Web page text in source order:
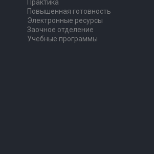
Практика
Повышенная готовность
Электронные ресурсы
Заочное отделение
Учебные программы